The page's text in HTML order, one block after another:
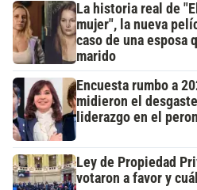
La historia real de
mujer", la nueva
caso de una esposa
marido
Encuesta rumbo a
midieron el
liderazgo en el
Ley de Propiedad
votaron a favor y